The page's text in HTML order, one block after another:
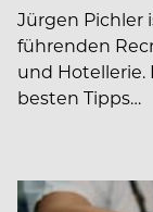
Jürgen Pichler
führenden
und Hotellerie.
besten Tipps…